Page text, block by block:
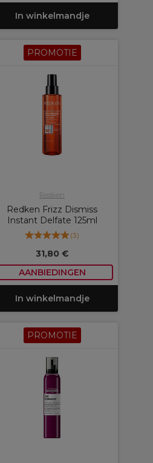
In winkelmandje
PROMOTIE
Redken
Redken Frizz Dismiss
Instant Delfate 125ml
(3)
31,80 €
AANBIEDINGEN
In winkelmandje
PROMOTIE